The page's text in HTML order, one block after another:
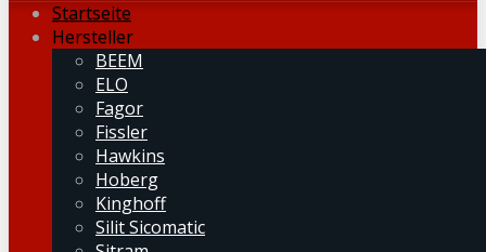
Startseite
Hersteller
BEEM
ELO
Fagor
Fissler
Hawkins
Hoberg
Kinghoff
Silit Sicomatic